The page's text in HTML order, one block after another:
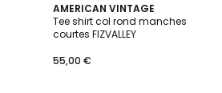
AMERICAN VINTAGE
Tee shirt col rond manches
courtes FIZVALLEY
55,00 €
5
/
5
4
Couleurs